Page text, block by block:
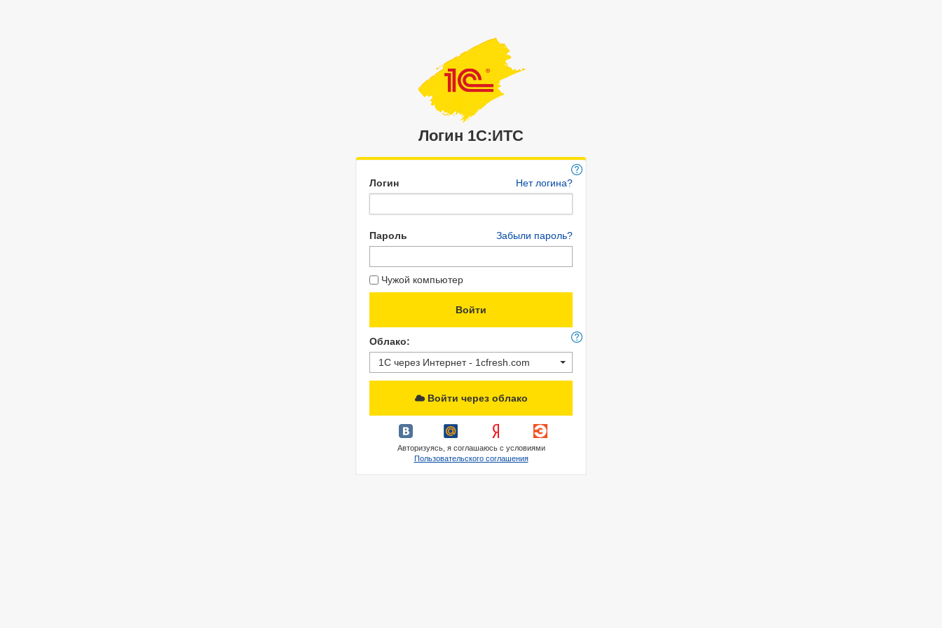
Логин 1C:ИТС
Логин Нет логина?
Пароль Забыли пароль?
Чужой компьютер
Облако:
1С через Интернет - 1cfresh.com
Войти через облако
Авторизуясь, я соглашаюсь с условиями
Пользовательского соглашения